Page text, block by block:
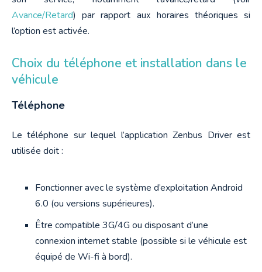
Avance/Retard) par rapport aux horaires théoriques si
l’option est activée.
Choix du téléphone et installation dans le
véhicule
Téléphone
Le téléphone sur lequel l’application Zenbus Driver est
utilisée doit :
Fonctionner avec le système d’exploitation Android
6.0 (ou versions supérieures).
Être compatible 3G/4G ou disposant d’une
connexion internet stable (possible si le véhicule est
équipé de Wi-fi à bord).